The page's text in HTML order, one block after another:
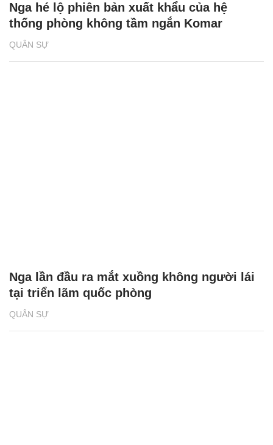
QUÂN SỰ
Nga hé lộ phiên bản xuất khẩu của hệ
thống phòng không tầm ngắn Komar
QUÂN SỰ
Nga lần đầu ra mắt xuồng không người lái
tại triển lãm quốc phòng